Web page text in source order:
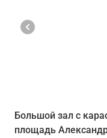
Большой зал с
площадь